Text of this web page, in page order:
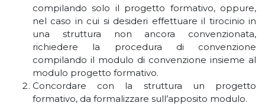
compilando solo il progetto formativo, oppure,
nel caso in cui si desideri effettuare il tirocinio in
una struttura non ancora convenzionata,
richiedere la procedura di convenzione
compilando il modulo di convenzione insieme al
modulo progetto formativo.
Concordare con la struttura un progetto
formativo, da formalizzare sull’apposito modulo.